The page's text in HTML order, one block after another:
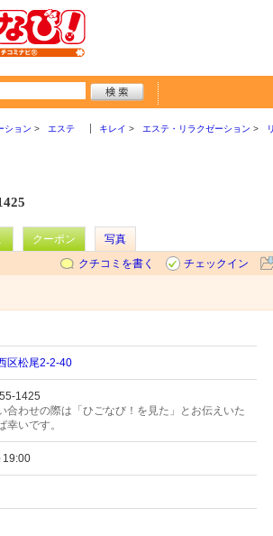
ション エステ キレイ エステ・リラクゼーション
クーポン
写真
クチコミを書く
チェックイン
区松尾2-2-40
1425
合わせの際は「ひごなび！を見た」とお伝えいた
幸いです。
19:00